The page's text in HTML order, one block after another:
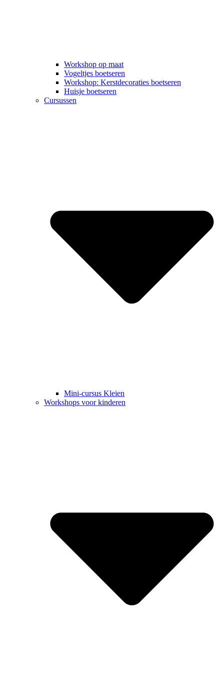
Workshop op maat
Vogeltjes boetseren
Workshop: Kerstdecoraties boetseren
Huisje boetseren
Cursussen
Mini-cursus Kleien
Workshops voor kinderen